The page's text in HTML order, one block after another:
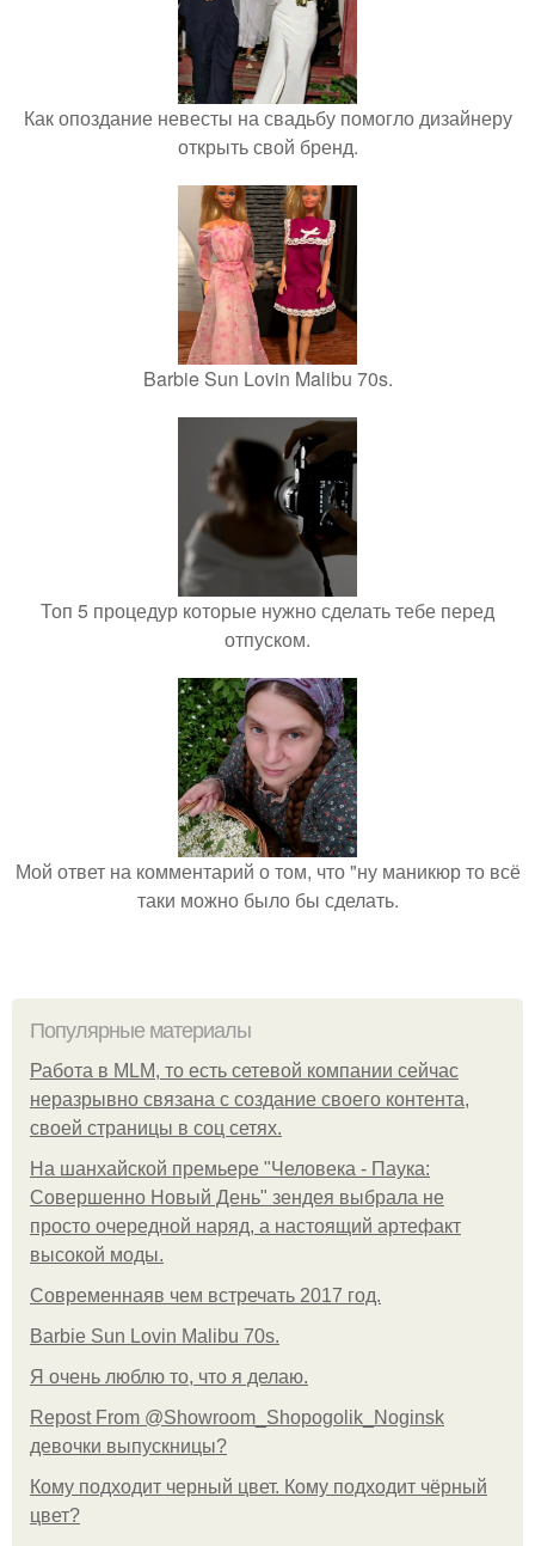
Как опоздание невесты на свадьбу помогло дизайнеру
открыть свой бренд.
Barbie Sun Lovin Malibu 70s.
Топ 5 процедур которые нужно сделать тебе перед
отпуском.
Мой ответ на комментарий о том, что "ну маникюр то всё
таки можно было бы сделать.
Популярные материалы
Работа в MLM, то есть сетевой компании сейчас
неразрывно связана с создание своего контента,
своей страницы в соц сетях.
На шанхайской премьере "Человека - Паука:
Совершенно Новый День" зендея выбрала не
просто очередной наряд, а настоящий артефакт
высокой моды.
Современнаяв чем встречать 2017 год.
Barbie Sun Lovin Malibu 70s.
Я очень люблю то, что я делаю.
Repost From @Showroom_Shopogolik_Noginsk
девочки выпускницы?
Кому подходит черный цвет. Кому подходит чёрный
цвет?